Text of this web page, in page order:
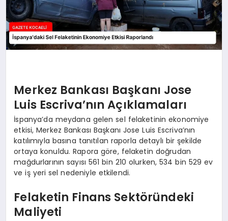
EĞITIM
Merkez Bankası Başkanı Jose
Luis Escriva’nın Açıklamaları
İspanya’da meydana gelen sel felaketinin ekonomiye
etkisi, Merkez Bankası Başkanı Jose Luis Escriva’nın
katılımıyla basına tanıtılan raporla detaylı bir şekilde
ortaya konuldu. Rapora göre, felaketin doğrudan
mağdurlarının sayısı 561 bin 210 olurken, 534 bin 529 ev
ve iş yeri sel nedeniyle etkilendi.
Felaketin Finans Sektöründeki
Maliyeti